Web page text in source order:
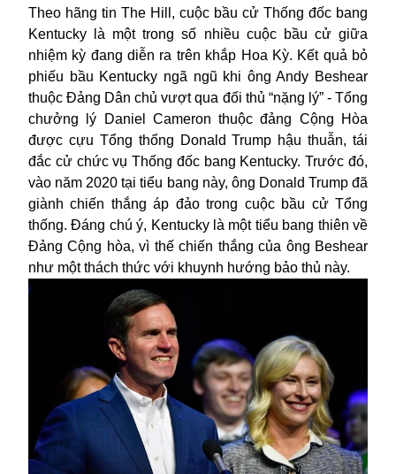
Theo hãng tin The Hill, cuộc bầu cử Thống đốc bang
Kentucky là một trong số nhiều cuộc bầu cử giữa
nhiệm kỳ đang diễn ra trên khắp Hoa Kỳ. Kết quả bỏ
phiếu bầu Kentucky ngã ngũ khi ông Andy Beshear
thuộc Đảng Dân chủ vượt qua đối thủ “nặng lý” - Tổng
chưởng lý Daniel Cameron thuộc đảng Cộng Hòa
được cựu Tổng thống Donald Trump hậu thuẫn, tái
đắc cử chức vụ Thống đốc bang Kentucky. Trước đó,
vào năm 2020 tại tiểu bang này, ông Donald Trump đã
giành chiến thắng áp đảo trong cuộc bầu cử Tổng
thống. Đáng chú ý, Kentucky là một tiểu bang thiên về
Đảng Cộng hòa, vì thế chiến thắng của ông Beshear
như một thách thức với khuynh hướng bảo thủ này.